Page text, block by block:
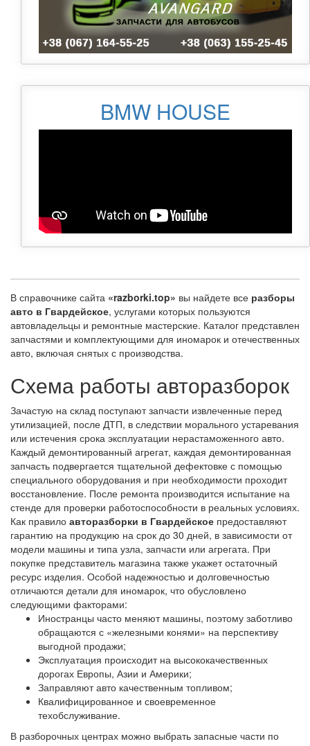
BMW HOUSE
В справочнике сайта «razborki.top» вы найдете все разборы
авто в Гвардейское, услугами которых пользуются
автовладельцы и ремонтные мастерские. Каталог представлен
запчастями и комплектующими для иномарок и отечественных
авто, включая снятых с производства.
Схема работы авторазборок
Зачастую на склад поступают запчасти извлеченные перед
утилизацией, после ДТП, в следствии морального устаревания
или истечения срока эксплуатации нерастаможенного авто.
Каждый демонтированный агрегат, каждая демонтированная
запчасть подвергается тщательной дефектовке с помощью
специального оборудования и при необходимости проходит
восстановление. После ремонта производится испытание на
стенде для проверки работоспособности в реальных условиях.
Как правило авторазборки в Гвардейское предоставляют
гарантию на продукцию на срок до 30 дней, в зависимости от
модели машины и типа узла, запчасти или агрегата. При
покупке представитель магазина также укажет остаточный
ресурс изделия. Особой надежностью и долговечностью
отличаются детали для иномарок, что обусловлено
следующими факторами:
Иностранцы часто меняют машины, поэтому заботливо
обращаются с «железными конями» на перспективу
выгодной продажи;
Эксплуатация происходит на высококачественных
дорогах Европы, Азии и Америки;
Заправляют авто качественным топливом;
Квалифицированное и своевременное
техобслуживание.
В разборочных центрах можно выбрать запасные части по